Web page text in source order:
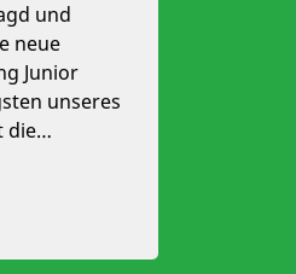
und
neue
Junior
unseres
die…